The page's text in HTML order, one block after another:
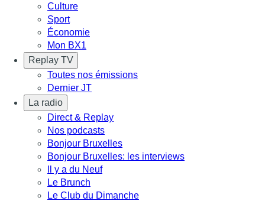
Culture
Sport
Économie
Mon BX1
Replay TV
Toutes nos émissions
Dernier JT
La radio
Direct & Replay
Nos podcasts
Bonjour Bruxelles
Bonjour Bruxelles: les interviews
Il y a du Neuf
Le Brunch
Le Club du Dimanche